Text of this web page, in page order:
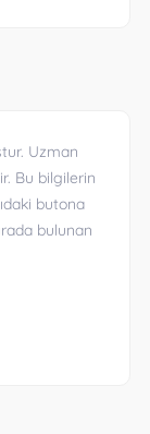
Uzman
Bu bilgilerin
butona
bulunan